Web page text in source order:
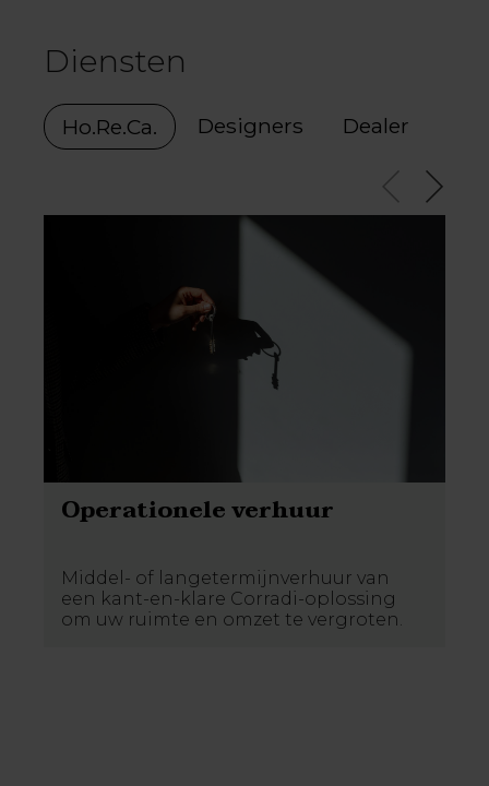
Diensten
Ho.Re.Ca. Designers Dealer
Operationele verhuur
Middel- of langetermijnverhuur van
een kant-en-klare Corradi-oplossing
om uw ruimte en omzet te vergroten.